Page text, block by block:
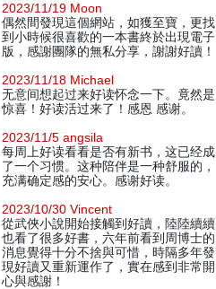
2023/11/19 Moon
偶然間發現這個網站，如獲至寶，更找
到小時候很喜歡的一本書終於出現電子
版，感謝團隊的無私分享，謝謝好讀！
2023/11/18 Michael
无意间想起过来好读怀念一下。竟然是
惊喜！好读活过来了！感恩 感谢。
2023/11/5 angsila
每周上好读看看是否有新书，这已经成
了一个习惯。这种陪伴是一种舒服的，
充满确定感的安心。感谢好读。
2023/10/30 Vincent
從武俠小說開始接觸到好讀，陸陸續續
也看了很多好書，六年前看到周博士的
消息覺得十分不捨與可惜，時隔多年發
現好讀又重新運作了，實在感到非常開
心與感謝！